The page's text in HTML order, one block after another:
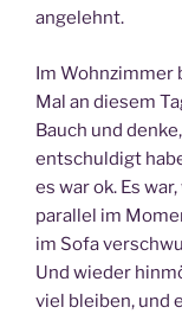
angelehnt.
Im Wohnzimmer
Mal an diesem
Bauch und
entschuldigt
es war ok. Es
parallel im
im Sofa
Und wieder
viel bleiben, und